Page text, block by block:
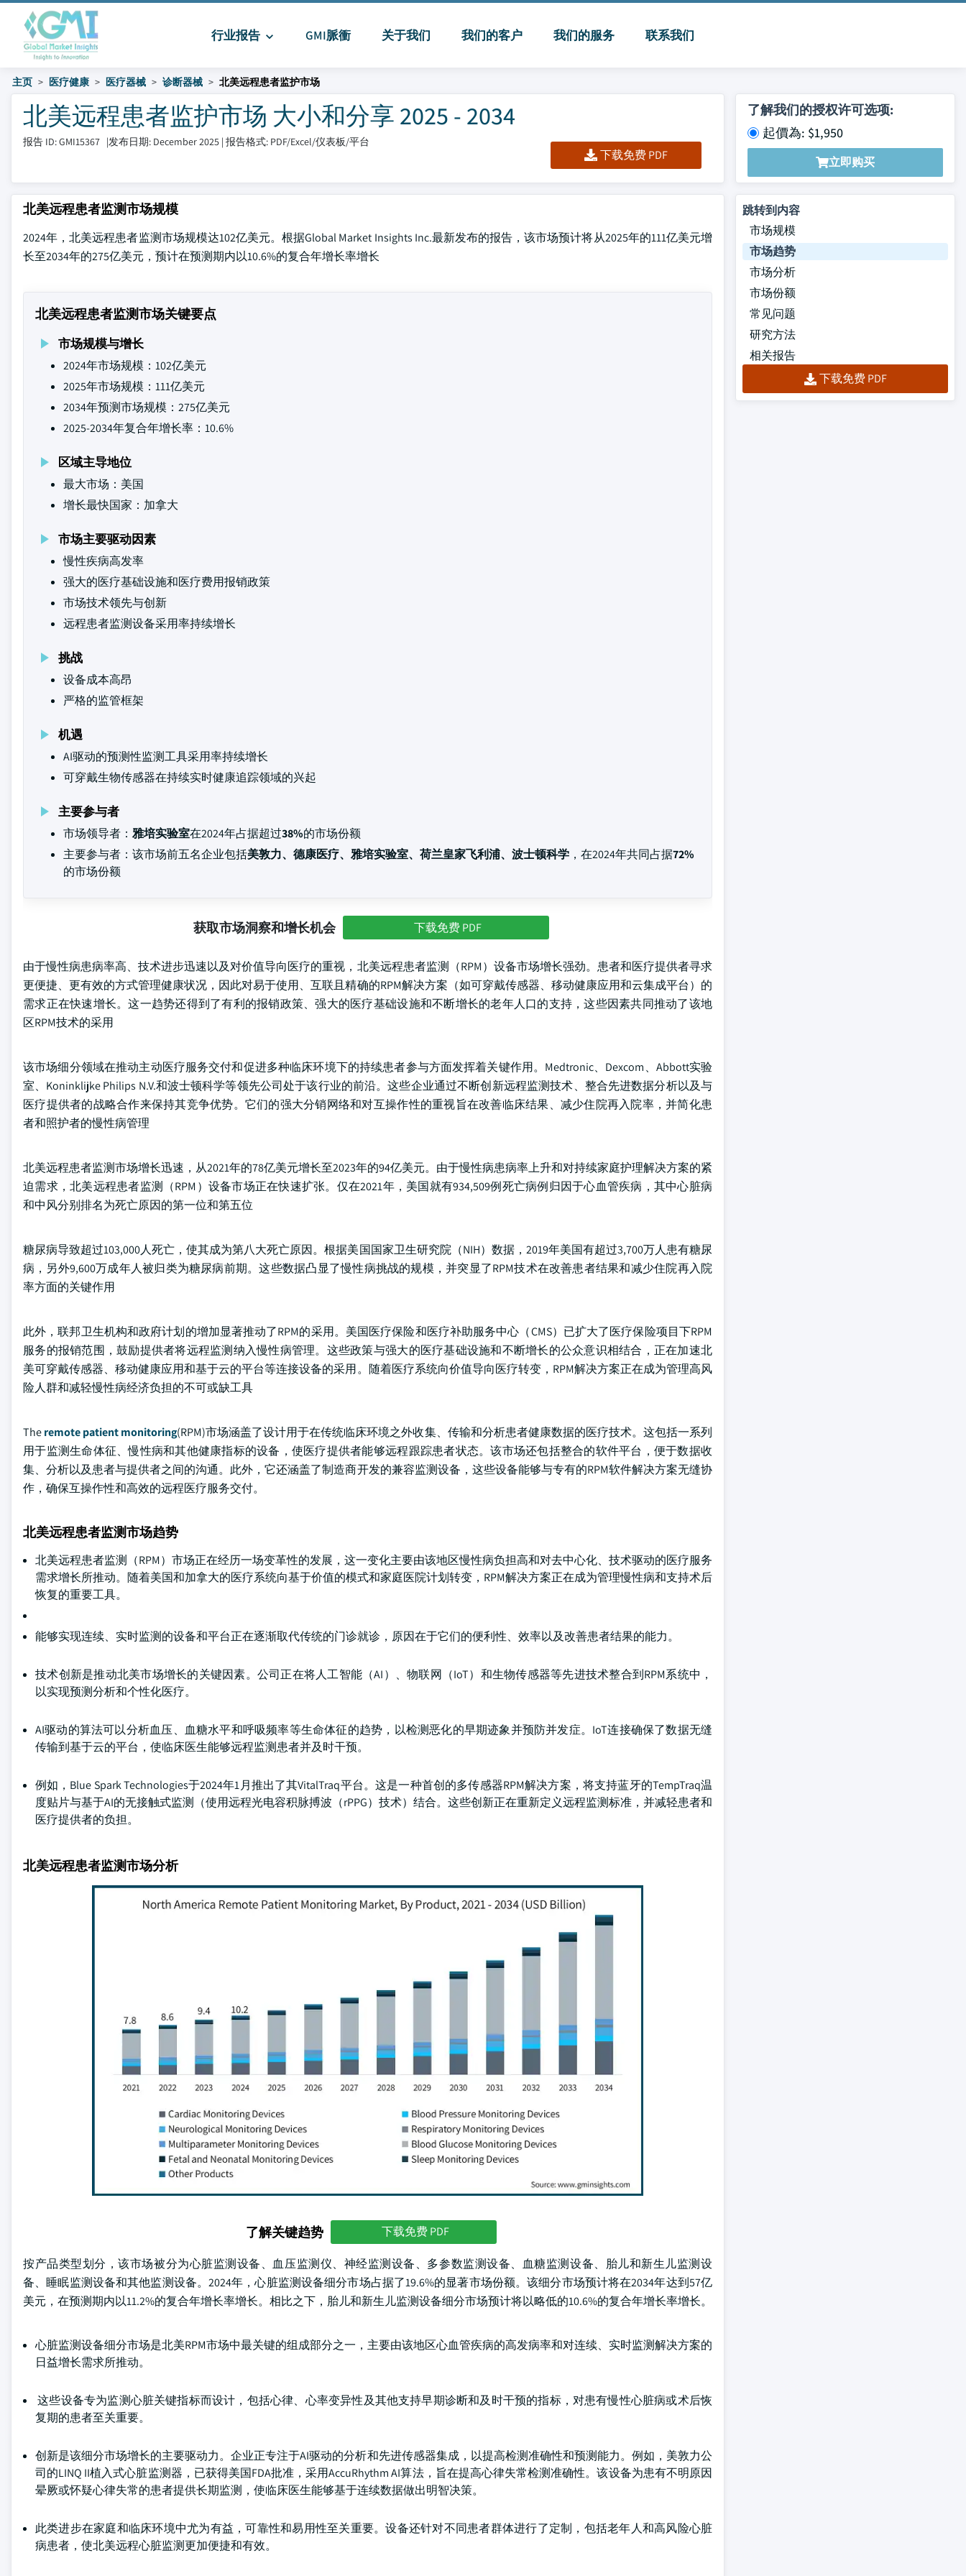
行业报告 GMI脈衝 关于我们 我们的客户 我们的服务 联系我们
主页 医疗健康 医疗器械 诊断器械 北美远程患者监护市场
北美远程患者监护市场 大小和分享 2025 - 2034
报告 ID: GMI15367 |发布日期: December 2025 | 报告格式: PDF/Excel/仪表板/平台
下载免费 PDF
了解我们的授权许可选项:
起價為: $1,950
立即购买
北美远程患者监测市场规模
2024年，北美远程患者监测市场规模达102亿美元。根据Global Market Insights Inc.最新发布的报告，该市场预计将从2025年的111亿美元增
长至2034年的275亿美元，预计在预测期内以10.6%的复合年增长率增长
北美远程患者监测市场关键要点
市场规模与增长
2024年市场规模：102亿美元
2025年市场规模：111亿美元
2034年预测市场规模：275亿美元
2025-2034年复合年增长率：10.6%
区域主导地位
最大市场：美国
增长最快国家：加拿大
市场主要驱动因素
慢性疾病高发率
强大的医疗基础设施和医疗费用报销政策
市场技术领先与创新
远程患者监测设备采用率持续增长
挑战
设备成本高昂
严格的监管框架
机遇
AI驱动的预测性监测工具采用率持续增长
可穿戴生物传感器在持续实时健康追踪领域的兴起
主要参与者
市场领导者： 雅培实验室在2024年占据超过38%的市场份额
主要参与者：该市场前五名企业包括美敦力、德康医疗、雅培实验室、荷兰皇家飞利浦、波士顿科学 ，在2024年共同占据72%
的市场份额
获取市场洞察和增长机会 下载免费 PDF
由于慢性病患病率高、技术进步迅速以及对价值导向医疗的重视，北美远程患者监测（RPM）设备市场增长强劲。患者和医疗提供者寻求
更便捷、更有效的方式管理健康状况，因此对易于使用、互联且精确的RPM解决方案（如可穿戴传感器、移动健康应用和云集成平台）的
需求正在快速增长。这一趋势还得到了有利的报销政策、强大的医疗基础设施和不断增长的老年人口的支持，这些因素共同推动了该地
区RPM技术的采用
该市场细分领域在推动主动医疗服务交付和促进多种临床环境下的持续患者参与方面发挥着关键作用。Medtronic、Dexcom、Abbott实验
室、Koninklijke Philips N.V.和波士顿科学等领先公司处于该行业的前沿。这些企业通过不断创新远程监测技术、整合先进数据分析以及与
医疗提供者的战略合作来保持其竞争优势。它们的强大分销网络和对互操作性的重视旨在改善临床结果、减少住院再入院率，并简化患
者和照护者的慢性病管理
北美远程患者监测市场增长迅速，从2021年的78亿美元增长至2023年的94亿美元。由于慢性病患病率上升和对持续家庭护理解决方案的紧
迫需求，北美远程患者监测（RPM）设备市场正在快速扩张。仅在2021年，美国就有934,509例死亡病例归因于心血管疾病，其中心脏病
和中风分别排名为死亡原因的第一位和第五位
糖尿病导致超过103,000人死亡，使其成为第八大死亡原因。根据美国国家卫生研究院（NIH）数据，2019年美国有超过3,700万人患有糖尿
病，另外9,600万成年人被归类为糖尿病前期。这些数据凸显了慢性病挑战的规模，并突显了RPM技术在改善患者结果和减少住院再入院
率方面的关键作用
此外，联邦卫生机构和政府计划的增加显著推动了RPM的采用。美国医疗保险和医疗补助服务中心（CMS）已扩大了医疗保险项目下RPM
服务的报销范围，鼓励提供者将远程监测纳入慢性病管理。这些政策与强大的医疗基础设施和不断增长的公众意识相结合，正在加速北
美可穿戴传感器、移动健康应用和基于云的平台等连接设备的采用。随着医疗系统向价值导向医疗转变，RPM解决方案正在成为管理高风
险人群和减轻慢性病经济负担的不可或缺工具
Theremote patient monitoring(RPM)市场涵盖了设计用于在传统临床环境之外收集、传输和分析患者健康数据的医疗技术。这包括一系列
用于监测生命体征、慢性病和其他健康指标的设备，使医疗提供者能够远程跟踪患者状态。该市场还包括整合的软件平台，便于数据收
集、分析以及患者与提供者之间的沟通。此外，它还涵盖了制造商开发的兼容监测设备，这些设备能够与专有的RPM软件解决方案无缝协
作，确保互操作性和高效的远程医疗服务交付。
北美远程患者监测市场趋势
北美远程患者监测（RPM）市场正在经历一场变革性的发展，这一变化主要由该地区慢性病负担高和对去中心化、技术驱动的医疗服务
需求增长所推动。随着美国和加拿大的医疗系统向基于价值的模式和家庭医院计划转变，RPM解决方案正在成为管理慢性病和支持术后
恢复的重要工具。
能够实现连续、实时监测的设备和平台正在逐渐取代传统的门诊就诊，原因在于它们的便利性、效率以及改善患者结果的能力。
技术创新是推动北美市场增长的关键因素。公司正在将人工智能（AI）、物联网（IoT）和生物传感器等先进技术整合到RPM系统中，
以实现预测分析和个性化医疗。
AI驱动的算法可以分析血压、血糖水平和呼吸频率等生命体征的趋势，以检测恶化的早期迹象并预防并发症。IoT连接确保了数据无缝
传输到基于云的平台，使临床医生能够远程监测患者并及时干预。
例如，Blue Spark Technologies于2024年1月推出了其VitalTraq平台。这是一种首创的多传感器RPM解决方案，将支持蓝牙的TempTraq温
度贴片与基于AI的无接触式监测（使用远程光电容积脉搏波（rPPG）技术）结合。这些创新正在重新定义远程监测标准，并减轻患者和
医疗提供者的负担。
北美远程患者监测市场分析
了解关键趋势 下载免费 PDF
按产品类型划分，该市场被分为心脏监测设备、血压监测仪、神经监测设备、多参数监测设备、血糖监测设备、胎儿和新生儿监测设
备、睡眠监测设备和其他监测设备。2024年，心脏监测设备细分市场占据了19.6%的显著市场份额。该细分市场预计将在2034年达到57亿
美元，在预测期内以11.2%的复合年增长率增长。相比之下，胎儿和新生儿监测设备细分市场预计将以略低的10.6%的复合年增长率增长。
心脏监测设备细分市场是北美RPM市场中最关键的组成部分之一，主要由该地区心血管疾病的高发病率和对连续、实时监测解决方案的
日益增长需求所推动。
这些设备专为监测心脏关键指标而设计，包括心律、心率变异性及其他支持早期诊断和及时干预的指标，对患有慢性心脏病或术后恢
复期的患者至关重要。
创新是该细分市场增长的主要驱动力。企业正专注于AI驱动的分析和先进传感器集成，以提高检测准确性和预测能力。例如，美敦力公
司的LINQ II植入式心脏监测器，已获得美国FDA批准，采用AccuRhythm AI算法，旨在提高心律失常检测准确性。该设备为患有不明原因
晕厥或怀疑心律失常的患者提供长期监测，使临床医生能够基于连续数据做出明智决策。
此类进步在家庭和临床环境中尤为有益，可靠性和易用性至关重要。设备还针对不同患者群体进行了定制，包括老年人和高风险心脏
病患者，使北美远程心脏监测更加便捷和有效。
跳转到内容
市场规模
市场趋势
市场分析
市场份额
常见问题
研究方法
相关报告
下载免费 PDF